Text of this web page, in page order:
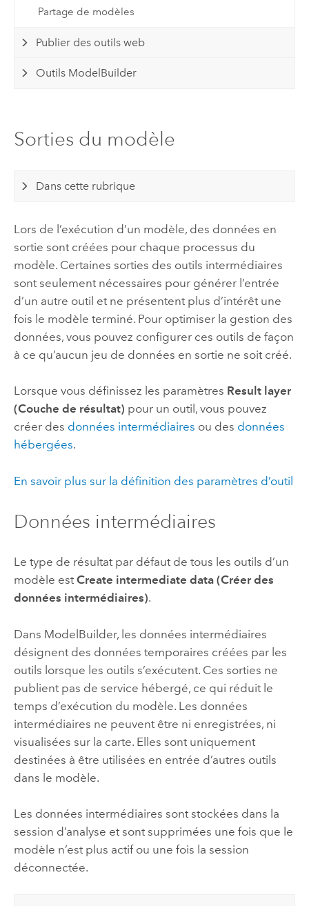
Partage de modèles
Publier des outils web
Outils ModelBuilder
Sorties du modèle
Dans cette rubrique
Lors de l’exécution d’un modèle, des données en
sortie sont créées pour chaque processus du
modèle. Certaines sorties des outils intermédiaires
sont seulement nécessaires pour générer l’entrée
d’un autre outil et ne présentent plus d’intérêt une
fois le modèle terminé. Pour optimiser la gestion des
données, vous pouvez configurer ces outils de façon
à ce qu’aucun jeu de données en sortie ne soit créé.
Lorsque vous définissez les paramètres Result layer
(Couche de résultat) pour un outil, vous pouvez
créer des données intermédiaires ou des données
hébergées.
En savoir plus sur la définition des paramètres d’outil
Données intermédiaires
Le type de résultat par défaut de tous les outils d’un
modèle est Create intermediate data (Créer des
données intermédiaires).
Dans ModelBuilder, les données intermédiaires
désignent des données temporaires créées par les
outils lorsque les outils s’exécutent. Ces sorties ne
publient pas de service hébergé, ce qui réduit le
temps d’exécution du modèle. Les données
intermédiaires ne peuvent être ni enregistrées, ni
visualisées sur la carte. Elles sont uniquement
destinées à être utilisées en entrée d’autres outils
dans le modèle.
Les données intermédiaires sont stockées dans la
session d’analyse et sont supprimées une fois que le
modèle n’est plus actif ou une fois la session
déconnectée.